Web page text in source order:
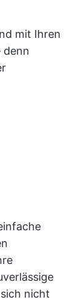
mit Ihren
denn
nicht